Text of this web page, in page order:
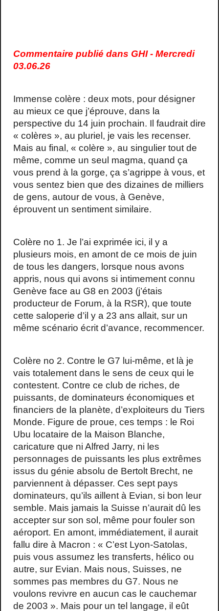
Commentaire publié dans GHI - Mercredi
03.06.26
Immense colère : deux mots, pour désigner
au mieux ce que j’éprouve, dans la
perspective du 14 juin prochain. Il faudrait dire
« colères », au pluriel, je vais les recenser.
Mais au final, « colère », au singulier tout de
même, comme un seul magma, quand ça
vous prend à la gorge, ça s’agrippe à vous, et
vous sentez bien que des dizaines de milliers
de gens, autour de vous, à Genève,
éprouvent un sentiment similaire.
Colère no 1. Je l’ai exprimée ici, il y a
plusieurs mois, en amont de ce mois de juin
de tous les dangers, lorsque nous avons
appris, nous qui avons si intimement connu
Genève face au G8 en 2003 (j’étais
producteur de Forum, à la RSR), que toute
cette saloperie d’il y a 23 ans allait, sur un
même scénario écrit d’avance, recommencer.
Colère no 2. Contre le G7 lui-même, et là je
vais totalement dans le sens de ceux qui le
contestent. Contre ce club de riches, de
puissants, de dominateurs économiques et
financiers de la planète, d’exploiteurs du Tiers
Monde. Figure de proue, ces temps : le Roi
Ubu locataire de la Maison Blanche,
caricature que ni Alfred Jarry, ni les
personnages de puissants les plus extrêmes
issus du génie absolu de Bertolt Brecht, ne
parviennent à dépasser. Ces sept pays
dominateurs, qu’ils aillent à Evian, si bon leur
semble. Mais jamais la Suisse n’aurait dû les
accepter sur son sol, même pour fouler son
aéroport. En amont, immédiatement, il aurait
fallu dire à Macron : « C’est Lyon-Satolas,
puis vous assumez les transferts, hélico ou
autre, sur Evian. Mais nous, Suisses, ne
sommes pas membres du G7. Nous ne
voulons revivre en aucun cas le cauchemar
de 2003 ». Mais pour un tel langage, il eût